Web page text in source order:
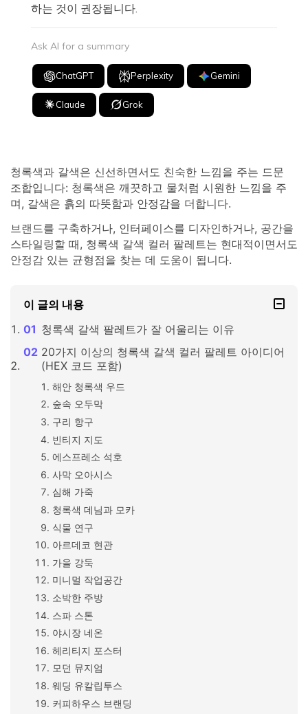
하는 것이 권장됩니다.
Ask AI for a summary
ChatGPT Perplexity Gemini
Claude Grok
청록색과 갈색은 신선하면서도 친숙한 느낌을 주는 드문
조합입니다: 청록색은 깨끗하고 물처럼 시원한 느낌을 주
며, 갈색은 흙의 따뜻함과 안정감을 더합니다.
브랜드를 구축하거나, 인터페이스를 디자인하거나, 공간을
스타일링할 때, 청록색 갈색 컬러 팔레트는 현대적이면서도
안정감 있는 균형점을 찾는 데 도움이 됩니다.
이 글의 내용
청록색 갈색 팔레트가 잘 어울리는 이유
20가지 이상의 청록색 갈색 컬러 팔레트 아이디어
(HEX 코드 포함)
해안 청록색 우드
숲속 오두막
구리 항구
빈티지 지도
에스프레소 석호
사막 오아시스
심해 가죽
청록색 데님과 모카
식물 연구
아르데코 현관
가을 강둑
미니멀 작업공간
소박한 주방
스파 스톤
야시장 네온
헤리티지 포스터
모던 뮤지엄
웨딩 유칼립투스
커피하우스 브랜딩